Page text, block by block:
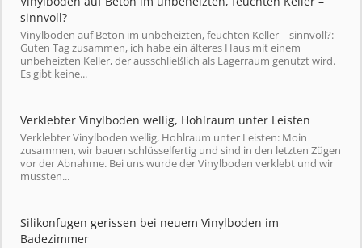
sinnvoll?
Vinylboden auf Beton im unbeheizten, feuchten Keller – sinnvoll?:
Guten Tag zusammen, ich habe ein älteres Haus mit einem
unbeheizten Keller, der ausschließlich als Lagerraum genutzt wird.
Es gibt keine...
Verklebter Vinylboden wellig, Hohlraum unter Leisten
Verklebter Vinylboden wellig, Hohlraum unter Leisten: Moin
zusammen, wir bauen schlüsselfertig und sind in den letzten Zügen
vor der Abnahme. Bei uns wurde der Vinylboden verklebt und wir
mussten...
Silikonfugen gerissen bei neuem Vinylboden im
Badezimmer